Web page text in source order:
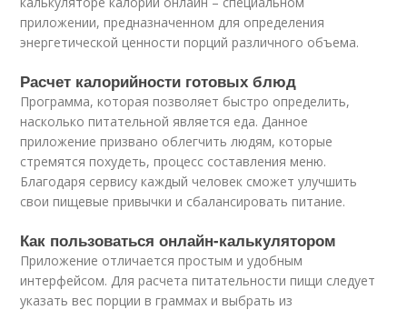
приложении, предназначенном для определения
энергетической ценности порций различного объема.
Расчет калорийности готовых блюд
Программа, которая позволяет быстро определить,
насколько питательной является еда. Данное
приложение призвано облегчить людям, которые
стремятся похудеть, процесс составления меню.
Благодаря сервису каждый человек сможет улучшить
свои пищевые привычки и сбалансировать питание.
Как пользоваться онлайн-калькулятором
Приложение отличается простым и удобным
интерфейсом. Для расчета питательности пищи следует
указать вес порции в граммах и выбрать из